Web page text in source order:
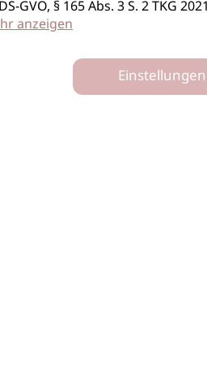
GVO, § 165 Abs. 3 S. 2
anzeigen
Einstellungen